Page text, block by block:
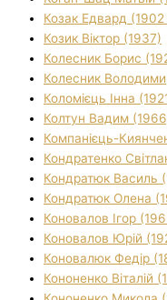
Козак Едвард
Козик Віктор (1937)
Колесник Борис
Колесник
Коломієць Інна
Колтун Вадим
Компанієць-
Кондратенко
Кондратюк Василь
Кондратюк Олена
Коновалов Ігор
Коновалов Юрій
Коновалюк Федір
Кононенко Віталій